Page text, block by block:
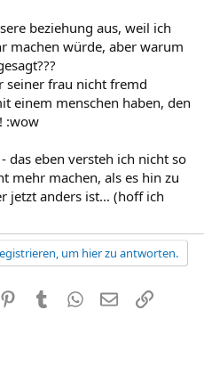
beziehung aus, weil ich
machen würde, aber warum
seiner frau nicht fremd
einem menschen haben, den
:wow
das eben versteh ich nicht so
mehr machen, als es hin zu
jetzt anders ist... (hoff ich
um hier zu antworten.
PinterestTumblr WhatsApp
E-MailLink